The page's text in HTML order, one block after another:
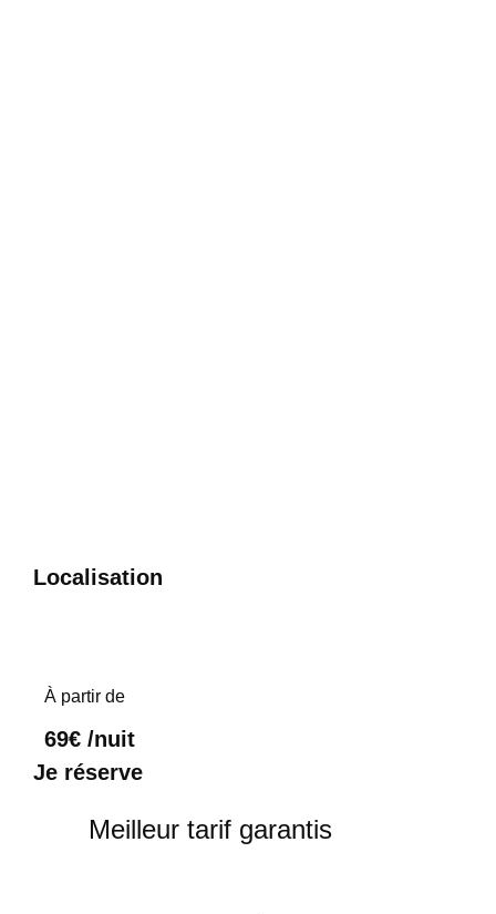
Localisation
À partir de
69€ /nuit​
Je réserve
Meilleur tarif garantis